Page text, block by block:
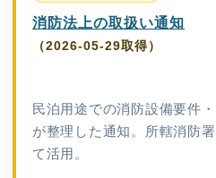
消防法上の取扱い通知
（2026-05-29取得）
民泊用途での消防設備要件
が整理した通知。所轄消防
て活用。